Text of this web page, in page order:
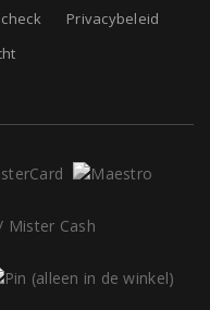
Privacybeleid